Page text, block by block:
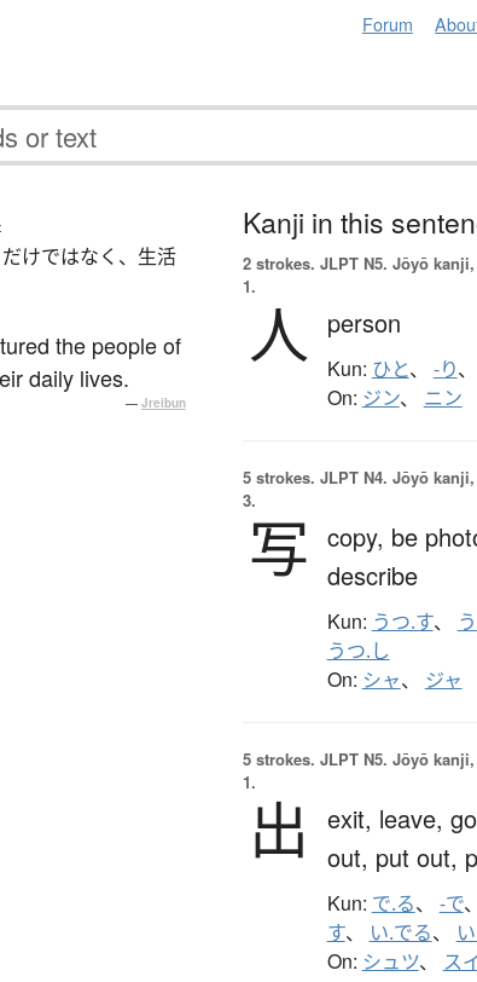
Forum
だけではなく、生活
the people of
daily lives.
— Jreibun
Kanji in this
2 strokes. JLPT N5. Jōyō
1.
人 person
Kun: ひと、 -り、
On: ジン、 ニン
5 strokes. JLPT N4. Jōyō
3.
写 copy, be
describe
Kun: うつ.す、
うつ.し
On: シャ、 ジャ
5 strokes. JLPT N5. Jōyō
1.
出 exit, leave,
out, put out,
Kun: で.る、 -で、
す、 い.でる、
On: シュツ、 ス